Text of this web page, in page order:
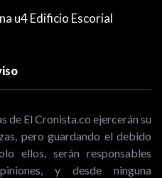
u4 Edificio Escorial
de El Cronista.co ejercerán su
pero guardando el debido
ellos, serán responsables
y desde ninguna